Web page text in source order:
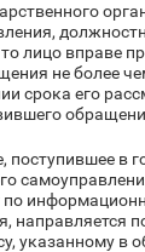
лицо вправе
не более
срока его
поступившее в
по
направляется
указанному в